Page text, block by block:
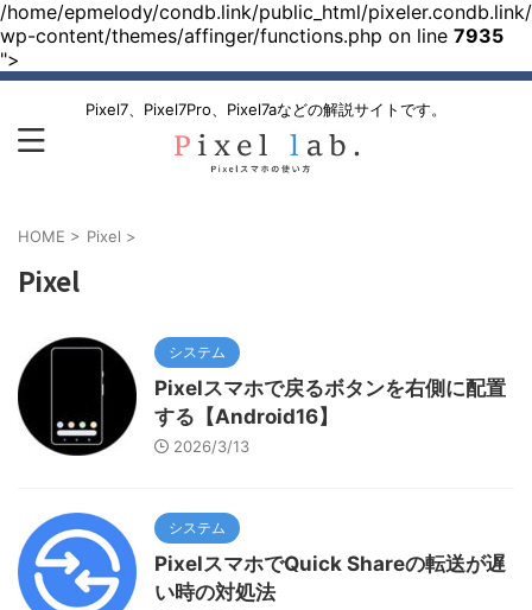
/home/epmelody/condb.link/public_html/pixeler.condb.link/
wp-content/themes/affinger/functions.php on line 7935
">
Pixel7、Pixel7Pro、Pixel7aなどの解説サイトです。
HOME > Pixel >
Pixel
システム
Pixelスマホで戻るボタンを右側に配置
する【Android16】
2026/3/13
システム
PixelスマホでQuick Shareの転送が遅
い時の対処法